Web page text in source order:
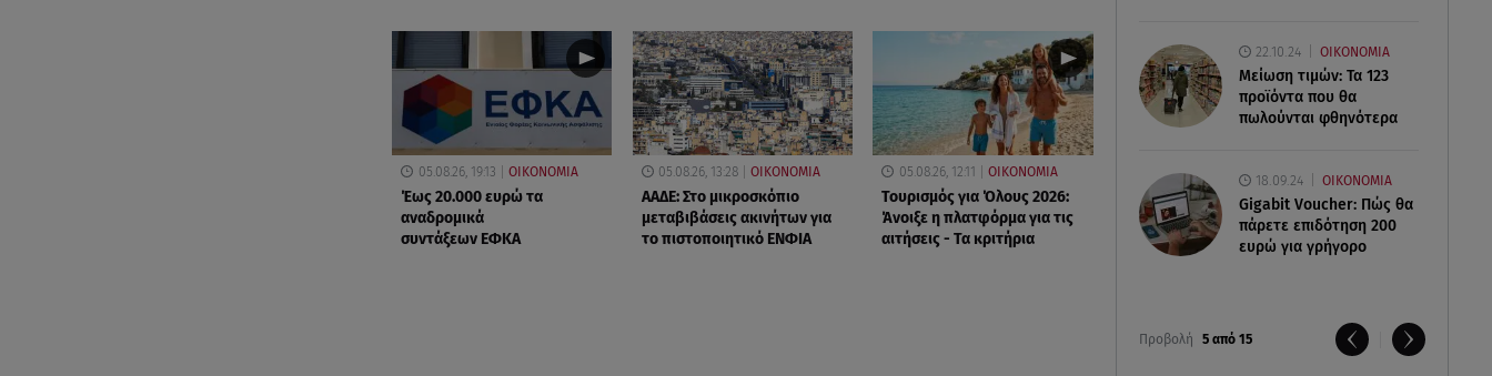
22.10.24 ΟΙΚΟΝΟΜΙΑ
Μείωση τιμών: Τα 123
προϊόντα που θα
πωλούνται φθηνότερα
18.09.24 ΟΙΚΟΝΟΜΙΑ
Gigabit Voucher: Πώς θα
πάρετε επιδότηση 200
ευρώ για γρήγορο
Προβολή 5 από 15
05.08.26, 19:13 ΟΙΚΟΝΟΜΙΑ
Έως 20.000 ευρώ τα
αναδρομικά
συντάξεων ΕΦΚΑ
05.08.26, 13:28 ΟΙΚΟΝΟΜΙΑ
ΑΑΔΕ: Στο μικροσκόπιο
μεταβιβάσεις ακινήτων για
το πιστοποιητικό ΕΝΦΙΑ
05.08.26, 12:11 ΟΙΚΟΝΟΜΙΑ
Τουρισμός για Όλους 2026:
Άνοιξε η πλατφόρμα για τις
αιτήσεις - Τα κριτήρια